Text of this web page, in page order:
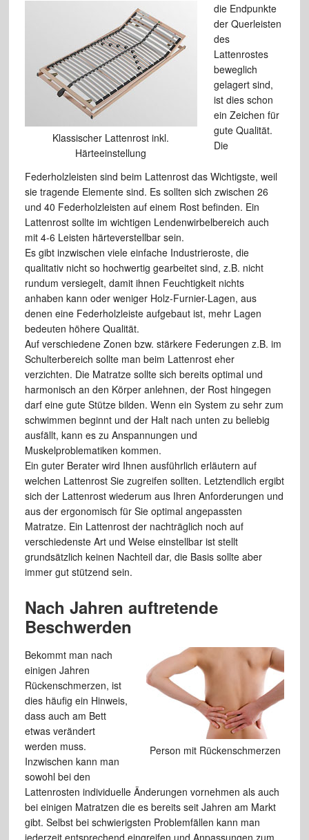
Klassischer Lattenrost inkl.
Härteeinstellung
die Endpunkte
der Querleisten
des
Lattenrostes
beweglich
gelagert sind,
ist dies schon
ein Zeichen für
gute Qualität.
Die
Federholzleisten sind beim Lattenrost das Wichtigste, weil
sie tragende Elemente sind. Es sollten sich zwischen 26
und 40 Federholzleisten auf einem Rost befinden. Ein
Lattenrost sollte im wichtigen Lendenwirbelbereich auch
mit 4-6 Leisten härteverstellbar sein.
Es gibt inzwischen viele einfache Industrieroste, die
qualitativ nicht so hochwertig gearbeitet sind, z.B. nicht
rundum versiegelt, damit ihnen Feuchtigkeit nichts
anhaben kann oder weniger Holz-Furnier-Lagen, aus
denen eine Federholzleiste aufgebaut ist, mehr Lagen
bedeuten höhere Qualität.
Auf verschiedene Zonen bzw. stärkere Federungen z.B. im
Schulterbereich sollte man beim Lattenrost eher
verzichten. Die Matratze sollte sich bereits optimal und
harmonisch an den Körper anlehnen, der Rost hingegen
darf eine gute Stütze bilden. Wenn ein System zu sehr zum
schwimmen beginnt und der Halt nach unten zu beliebig
ausfällt, kann es zu Anspannungen und
Muskelproblematiken kommen.
Ein guter Berater wird Ihnen ausführlich erläutern auf
welchen Lattenrost Sie zugreifen sollten. Letztendlich ergibt
sich der Lattenrost wiederum aus Ihren Anforderungen und
aus der ergonomisch für Sie optimal angepassten
Matratze. Ein Lattenrost der nachträglich noch auf
verschiedenste Art und Weise einstellbar ist stellt
grundsätzlich keinen Nachteil dar, die Basis sollte aber
immer gut stützend sein.
Nach Jahren auftretende
Beschwerden
Person mit Rückenschmerzen
Bekommt man nach
einigen Jahren
Rückenschmerzen, ist
dies häufig ein Hinweis,
dass auch am Bett
etwas verändert
werden muss.
Inzwischen kann man
sowohl bei den
Lattenrosten individuelle Änderungen vornehmen als auch
bei einigen Matratzen die es bereits seit Jahren am Markt
gibt. Selbst bei schwierigsten Problemfällen kann man
jederzeit entsprechend eingreifen und Anpassungen zum